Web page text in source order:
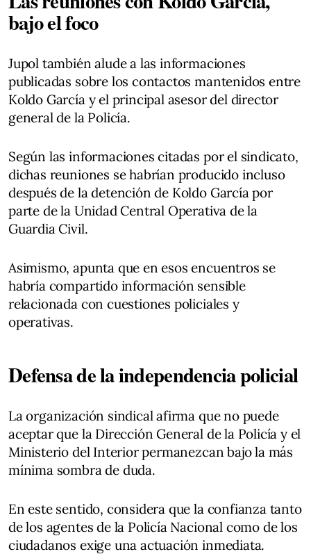
bajo el foco
Jupol también alude a las informaciones
publicadas sobre los contactos mantenidos entre
Koldo García y el principal asesor del director
general de la Policía.
Según las informaciones citadas por el sindicato,
dichas reuniones se habrían producido incluso
después de la detención de Koldo García por
parte de la Unidad Central Operativa de la
Guardia Civil.
Asimismo, apunta que en esos encuentros se
habría compartido información sensible
relacionada con cuestiones policiales y
operativas.
Defensa de la independencia policial
La organización sindical afirma que no puede
aceptar que la Dirección General de la Policía y el
Ministerio del Interior permanezcan bajo la más
mínima sombra de duda.
En este sentido, considera que la confianza tanto
de los agentes de la Policía Nacional como de los
ciudadanos exige una actuación inmediata.